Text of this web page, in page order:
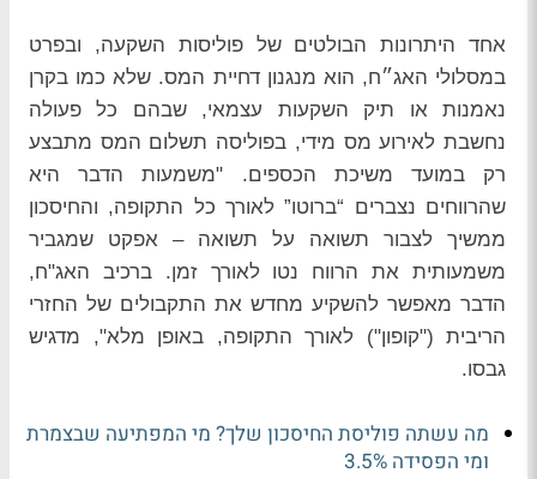
אחד היתרונות הבולטים של פוליסות השקעה, ובפרט
במסלולי האג״ח, הוא מנגנון דחיית המס. שלא כמו בקרן
נאמנות או תיק השקעות עצמאי, שבהם כל פעולה
נחשבת לאירוע מס מידי, בפוליסה תשלום המס מתבצע
רק במועד משיכת הכספים. "משמעות הדבר היא
שהרווחים נצברים “ברוטו” לאורך כל התקופה, והחיסכון
ממשיך לצבור תשואה על תשואה – אפקט שמגביר
משמעותית את הרווח נטו לאורך זמן. ברכיב האג"ח,
הדבר מאפשר להשקיע מחדש את התקבולים של החזרי
הריבית ("קופון") לאורך התקופה, באופן מלא", מדגיש
גבסו.
מה עשתה פוליסת החיסכון שלך? מי המפתיעה שבצמרת
ומי הפסידה 3.5%